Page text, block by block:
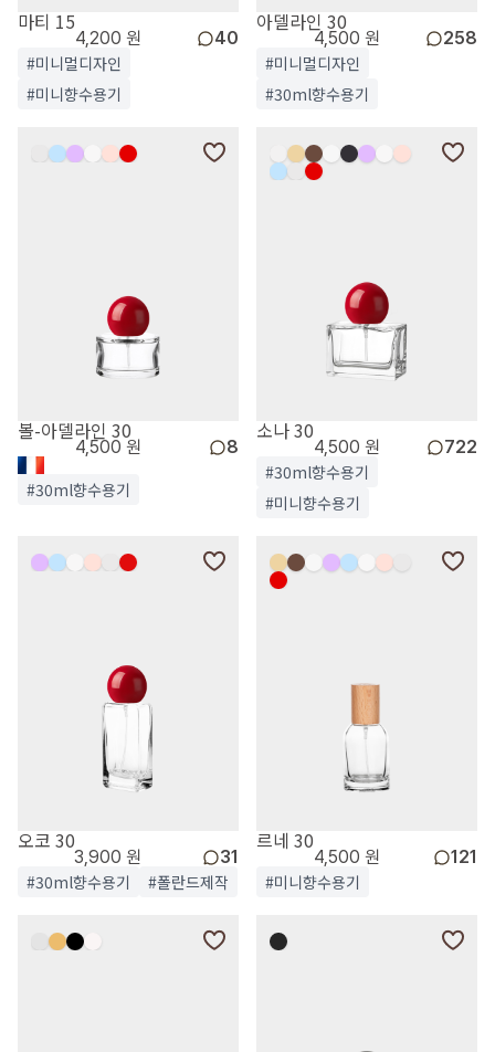
마티 15
4,200 원 40
#미니멀디자인
#미니향수용기
아델라인 30
4,500 원 258
#미니멀디자인
#30ml향수용기
볼-아델라인 30
4,500 원 8
#30ml향수용기
소나 30
4,500 원 722
#30ml향수용기
#미니향수용기
오코 30
3,900 원 31
#30ml향수용기 #폴란드제작
르네 30
4,500 원 121
#미니향수용기